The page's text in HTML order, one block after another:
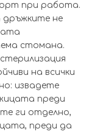
при работа.
не
стомана.
на всички
извадете
преди
ги отделно,
преди да